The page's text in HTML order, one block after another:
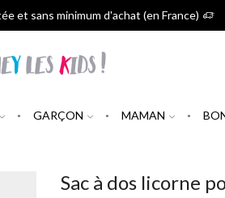
et sans minimum d'achat (en France)
GARÇON MAMAN
Sac à dos licorne